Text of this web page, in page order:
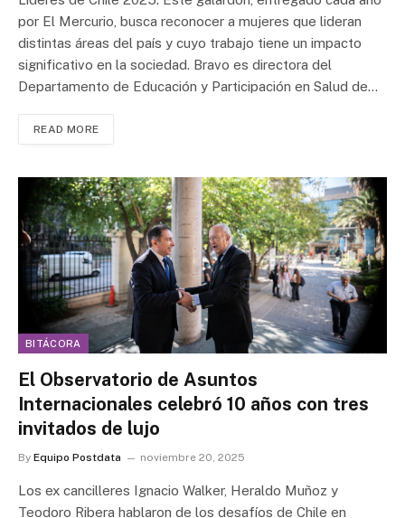
por El Mercurio, busca reconocer a mujeres que lideran
distintas áreas del país y cuyo trabajo tiene un impacto
significativo en la sociedad. Bravo es directora del
Departamento de Educación y Participación en Salud de…
READ MORE
BITÁCORA
El Observatorio de Asuntos
Internacionales celebró 10 años con tres
invitados de lujo
By Equipo Postdata noviembre 20, 2025
Los ex cancilleres Ignacio Walker, Heraldo Muñoz y
Teodoro Ribera hablaron de los desafíos de Chile en